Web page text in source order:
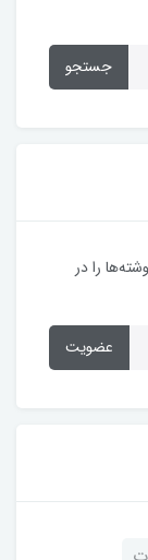
جستجو
را در
عضویت